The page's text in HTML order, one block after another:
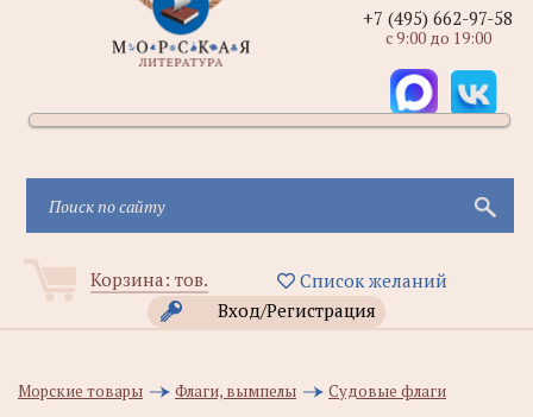
Корзина: тов.
Список желаний
Вход/Регистрация
+7 (495) 662-97-58
с 9:00 до 19:00
Морские товары Флаги, вымпелы Судовые флаги